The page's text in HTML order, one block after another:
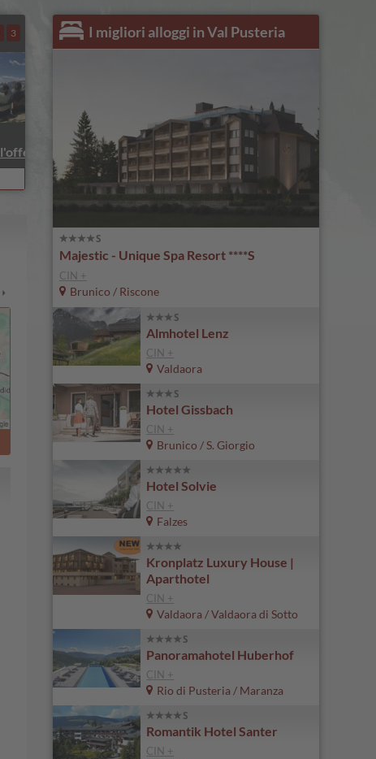
3 I migliori alloggi in Val Pusteria
Majestic - Unique Spa Resort ****S
CIN +
Brunico / Riscone
Almhotel Lenz
CIN +
Valdaora
Hotel Gissbach
CIN +
Brunico / S. Giorgio
Hotel Solvie
CIN +
Falzes
Kronplatz Luxury House |
Aparthotel
CIN +
Valdaora / Valdaora di Sotto
Panoramahotel Huberhof
CIN +
Rio di Pusteria / Maranza
Romantik Hotel Santer
CIN +